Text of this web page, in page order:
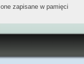
zapisane w pamięci